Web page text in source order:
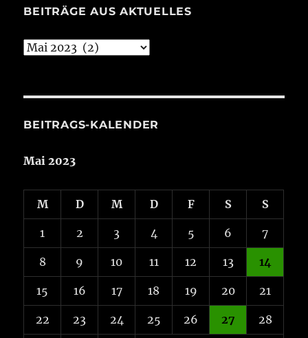
BEITRÄGE AUS AKTUELLES
Beiträge
BEITRAGS-KALENDER
Mai 2023
M D M D F S S
1 2 3 4 5 6 7
8 9 10 11 12 13 14
15 16 17 18 19 20 21
22 23 24 25 26 27 28